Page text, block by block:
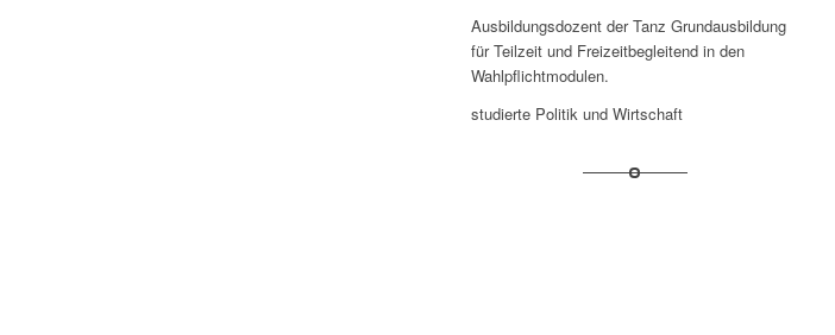
Ausbildungsdozent der Tanz Grundausbildung
für Teilzeit und Freizeitbegleitend in den
Wahlpflichtmodulen.
studierte Politik und Wirtschaft